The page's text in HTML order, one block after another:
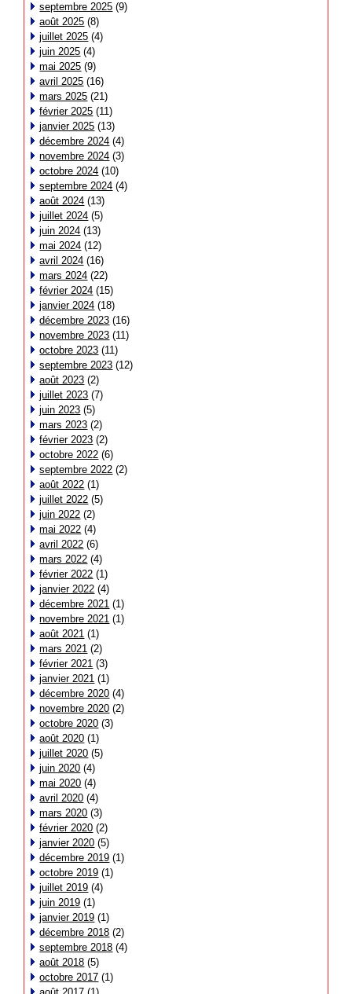
septembre 2025 (9)
août 2025 (8)
juillet 2025 (4)
juin 2025 (4)
mai 2025 (9)
avril 2025 (16)
mars 2025 (21)
février 2025 (11)
janvier 2025 (13)
décembre 2024 (4)
novembre 2024 (3)
octobre 2024 (10)
septembre 2024 (4)
août 2024 (13)
juillet 2024 (5)
juin 2024 (13)
mai 2024 (12)
avril 2024 (16)
mars 2024 (22)
février 2024 (15)
janvier 2024 (18)
décembre 2023 (16)
novembre 2023 (11)
octobre 2023 (11)
septembre 2023 (12)
août 2023 (2)
juillet 2023 (7)
juin 2023 (5)
mars 2023 (2)
février 2023 (2)
octobre 2022 (6)
septembre 2022 (2)
août 2022 (1)
juillet 2022 (5)
juin 2022 (2)
mai 2022 (4)
avril 2022 (6)
mars 2022 (4)
février 2022 (1)
janvier 2022 (4)
décembre 2021 (1)
novembre 2021 (1)
août 2021 (1)
mars 2021 (2)
février 2021 (3)
janvier 2021 (1)
décembre 2020 (4)
novembre 2020 (2)
octobre 2020 (3)
août 2020 (1)
juillet 2020 (5)
juin 2020 (4)
mai 2020 (4)
avril 2020 (4)
mars 2020 (3)
février 2020 (2)
janvier 2020 (5)
décembre 2019 (1)
octobre 2019 (1)
juillet 2019 (4)
juin 2019 (1)
janvier 2019 (1)
décembre 2018 (2)
septembre 2018 (4)
août 2018 (5)
octobre 2017 (1)